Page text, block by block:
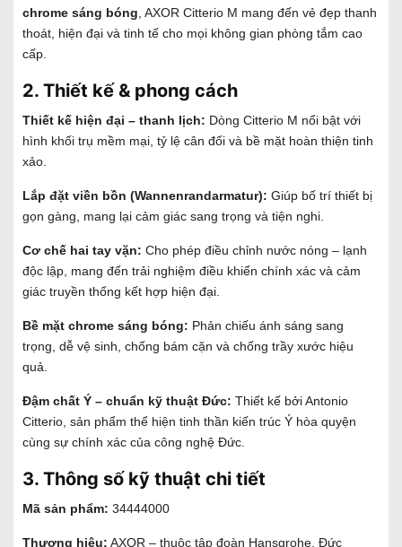
chrome sáng bóng , AXOR Citterio M mang đến vẻ đẹp thanh
thoát, hiện đại và tinh tế cho mọi không gian phòng tắm cao
cấp.
2. Thiết kế & phong cách
Thiết kế hiện đại – thanh lịch: Dòng Citterio M nổi bật với
hình khối trụ mềm mại, tỷ lệ cân đối và bề mặt hoàn thiện tinh
xảo.
Lắp đặt viền bồn (Wannenrandarmatur): Giúp bố trí thiết bị
gọn gàng, mang lại cảm giác sang trọng và tiện nghi.
Cơ chế hai tay vặn: Cho phép điều chỉnh nước nóng – lạnh
độc lập, mang đến trải nghiệm điều khiển chính xác và cảm
giác truyền thống kết hợp hiện đại.
Bề mặt chrome sáng bóng: Phản chiếu ánh sáng sang
trọng, dễ vệ sinh, chống bám cặn và chống trầy xước hiệu
quả.
Đậm chất Ý – chuẩn kỹ thuật Đức: Thiết kế bởi Antonio
Citterio, sản phẩm thể hiện tinh thần kiến trúc Ý hòa quyện
cùng sự chính xác của công nghệ Đức.
3. Thông số kỹ thuật chi tiết
Mã sản phẩm: 34444000
Thương hiệu: AXOR – thuộc tập đoàn Hansgrohe, Đức